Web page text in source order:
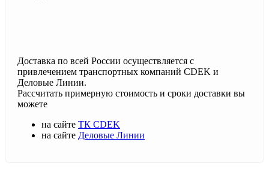
Доставка по всей России осуществляется с
привлечением транспортных компаний CDEK и
Деловые Линии.
Рассчитать примерную стоимость и сроки доставки вы
можете
на сайте ТК CDEK
на сайте Деловые Линии